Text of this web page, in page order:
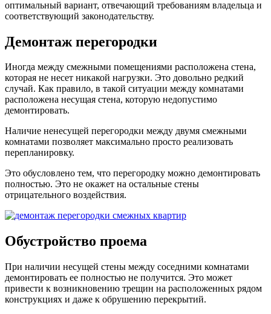
оптимальный вариант, отвечающий требованиям владельца и
соответствующий законодательству.
Демонтаж перегородки
Иногда между смежными помещениями расположена стена,
которая не несет никакой нагрузки. Это довольно редкий
случай. Как правило, в такой ситуации между комнатами
расположена несущая стена, которую недопустимо
демонтировать.
Наличие ненесущей перегородки между двумя смежными
комнатами позволяет максимально просто реализовать
перепланировку.
Это обусловлено тем, что перегородку можно демонтировать
полностью. Это не окажет на остальные стены
отрицательного воздействия.
Обустройство проема
При наличии несущей стены между соседними комнатами
демонтировать ее полностью не получится. Это может
привести к возникновению трещин на расположенных рядом
конструкциях и даже к обрушению перекрытий.